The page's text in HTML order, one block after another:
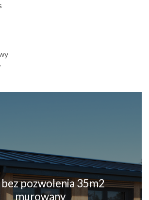
pozwolenia 35m2
murowany